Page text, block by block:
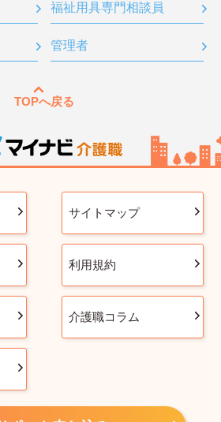
福祉用具専門相談員
管理者
TOPへ戻る
サイトマップ
利用規約
介護職コラム